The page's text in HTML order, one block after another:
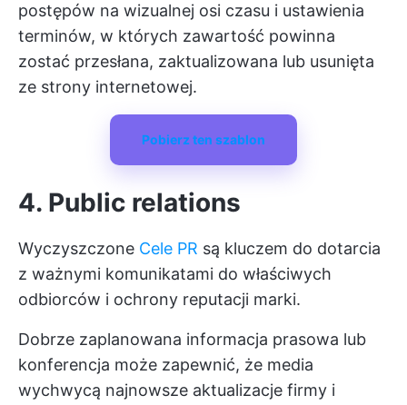
postępów na wizualnej osi czasu i ustawienia
terminów, w których zawartość powinna
zostać przesłana, zaktualizowana lub usunięta
ze strony internetowej.
Pobierz ten szablon
4. Public relations
Wyczyszczone Cele PR są kluczem do dotarcia
z ważnymi komunikatami do właściwych
odbiorców i ochrony reputacji marki.
Dobrze zaplanowana informacja prasowa lub
konferencja może zapewnić, że media
wychwycą najnowsze aktualizacje firmy i